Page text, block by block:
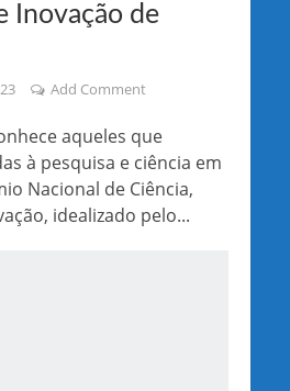
Inovação de
Add Comment
aqueles que
à pesquisa e ciência em
Nacional de Ciência,
idealizado pelo...